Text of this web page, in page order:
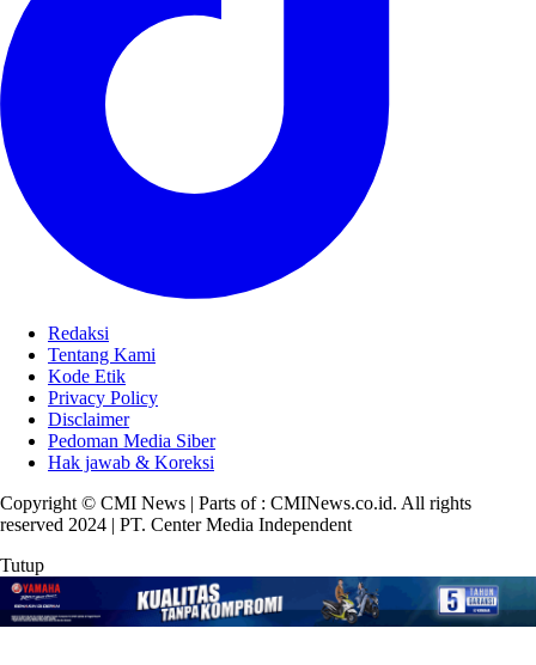
Redaksi
Tentang Kami
Kode Etik
Privacy Policy
Disclaimer
Pedoman Media Siber
Hak jawab & Koreksi
Copyright © CMI News | Parts of : CMINews.co.id. All rights
reserved 2024 | PT. Center Media Independent
Tutup